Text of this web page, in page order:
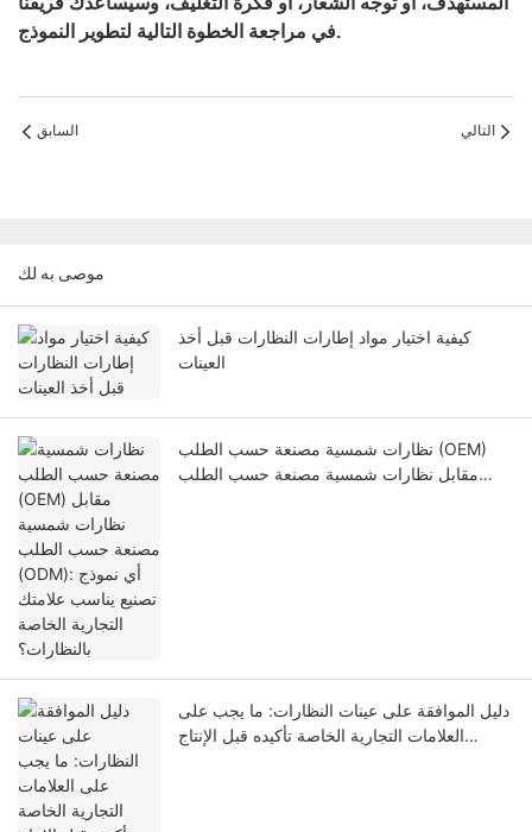
في مراجعة الخطوة التالية لتطوير النموذج.
السابق التالي
موصى به لك
كيفية اختيار مواد إطارات النظارات قبل أخذ
العينات
نظارات شمسية مصنعة حسب الطلب (OEM)
مقابل نظارات شمسية مصنعة حسب الطلب
دليل الموافقة على عينات النظارات: ما يجب على
العلامات التجارية الخاصة تأكيده قبل الإنتاج